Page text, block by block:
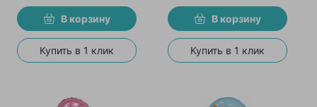
В корзину
Купить в 1 клик
В корзину
Купить в 1 клик